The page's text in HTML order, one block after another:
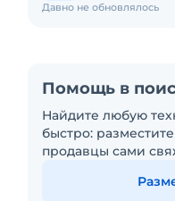
Давно не обновлялось
Помощь в
Найдите любую
быстро:
продавцы сами